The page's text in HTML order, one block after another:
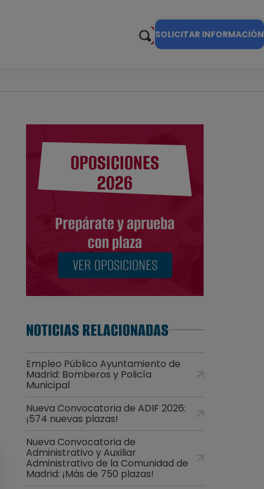
SOLICITAR INFORMACIÓN
OPOSICIONES
2026
Prepárate y aprueba
con plaza
VER OPOSICIONES
NOTICIAS RELACIONADAS
Empleo Público Ayuntamiento de
Madrid: Bomberos y Policía
Municipal
Nueva Convocatoria de ADIF 2026:
¡574 nuevas plazas!
Nueva Convocatoria de
Administrativo y Auxiliar
Administrativo de la Comunidad de
Madrid: ¡Más de 750 plazas!